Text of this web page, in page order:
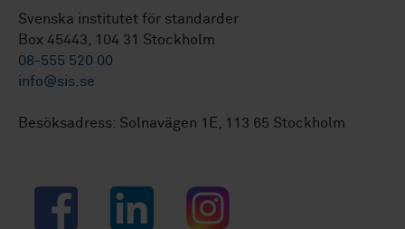
Svenska institutet för standarder
Box 45443, 104 31 Stockholm
08-555 520 00
info@sis.se
Besöksadress: Solnavägen 1E, 113 65 Stockholm
Facebook LinkedIn Instagram